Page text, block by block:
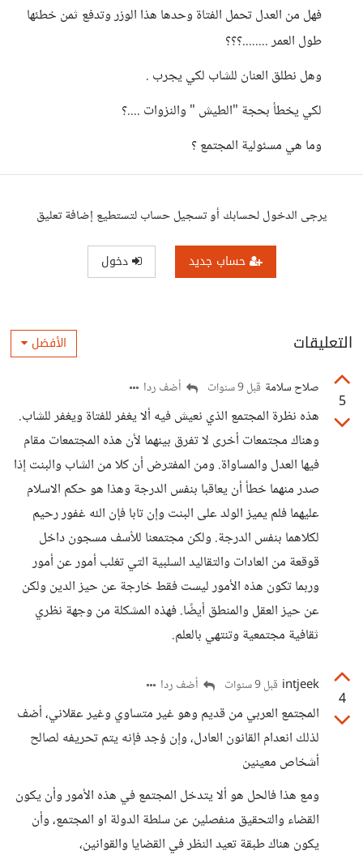
فهل من العدل تحمل الفتاة وحدها هذا الوزر وتدفع ثمن خطئها
طول العمر ........؟؟؟
وهل نطلق العنان للشاب لكي يجرب .
لكي يخطأ بحجة "الطيش " والنزوات ....؟
وما هي مسئولية المجتمع ؟
يرجى الدخول لحسابك أو تسجيل حساب لتستطيع إضافة تعليق
حساب جديد دخول
التعليقات الأفضل
5
صلاح سلامة قبل 9 سنوات أضف ردا
هذه نظرة المجتمع الذي نعيش فيه ألا يغفر للفتاة ويغفر للشاب.
وهناك مجتمعات أخرى لا تفرق بينهما لأن هذه المجتمعات مقام
فيها العدل والمساواة. ومن المفترض أن كلا من الشاب والبنت إذا
صدر منهما خطأ أن يعاقبا بنفس الدرجة وهذا هو حكم الاسلام
عليهما فلم يميز الولد على البنت وإن تابا فإن الله غفور رحيم
لكلاهما بنفس الدرجة. ولكن مجتمعنا للأسف مسجون داخل
قوقعة من العادات والتقاليد السلبية التي تغلب أمور عن أمور
وربما تكون هذه الأمور ليست فقط خارجة عن حيز الدين ولكن
عن حيز العقل والمنطق أيضًا. فهذه المشكلة من وجهة نظري
ثقافية مجتمعية وتنتهي بالعلم.
4
intjeek قبل 9 سنوات أضف ردا
المجتمع العربي من قديم وهو غير متساوي وغير عقلاني، أضف
لذلك انعدام القانون العادل، وإن وُجد فإنه يتم تحريفه لصالح
أشخاص معينين
ومع هذا فالحل هو ألا يتدخل المجتمع في هذه الأمور وأن يكون
القضاء والتحقيق منفصلين عن سلطة الدولة او المجتمع، وأن
يكون هناك طبقة تعيد النظر في القضايا والقوانين،